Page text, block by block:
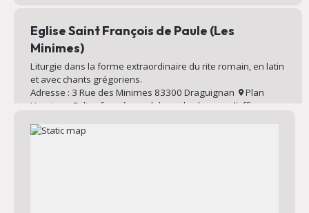
Eglise Saint François de Paule (Les
Minimes)
Liturgie dans la forme extraordinaire du rite romain, en latin
et avec chants grégoriens.
Adresse : 3 Rue des Minimes 83300 Draguignan
Plan
Horaires : Eglise fermée en dehors des heures d’offices